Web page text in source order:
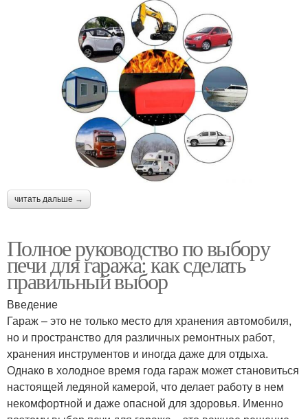
читать дальше →
Полное руководство по выбору
печи для гаража: как сделать
правильный выбор
Введение
Гараж – это не только место для хранения автомобиля,
но и пространство для различных ремонтных работ,
хранения инструментов и иногда даже для отдыха.
Однако в холодное время года гараж может становиться
настоящей ледяной камерой, что делает работу в нем
некомфортной и даже опасной для здоровья. Именно